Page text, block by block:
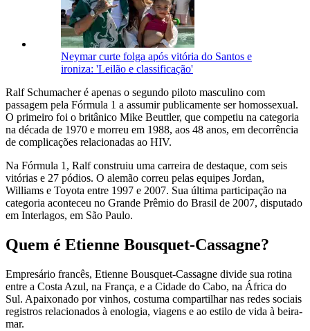
Neymar curte folga após vitória do Santos e
ironiza: 'Leilão e classificação'
Ralf Schumacher é apenas o segundo piloto masculino com
passagem pela Fórmula 1 a assumir publicamente ser homossexual.
O primeiro foi o britânico Mike Beuttler, que competiu na categoria
na década de 1970 e morreu em 1988, aos 48 anos, em decorrência
de complicações relacionadas ao HIV.
Na Fórmula 1, Ralf construiu uma carreira de destaque, com seis
vitórias e 27 pódios. O alemão correu pelas equipes Jordan,
Williams e Toyota entre 1997 e 2007. Sua última participação na
categoria aconteceu no Grande Prêmio do Brasil de 2007, disputado
em Interlagos, em São Paulo.
Quem é Etienne Bousquet-Cassagne?
Empresário francês, Etienne Bousquet-Cassagne divide sua rotina
entre a Costa Azul, na França, e a Cidade do Cabo, na África do
Sul. Apaixonado por vinhos, costuma compartilhar nas redes sociais
registros relacionados à enologia, viagens e ao estilo de vida à beira-
mar.